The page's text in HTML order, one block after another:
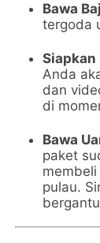
Bawa
tergoda
Siapkan
Anda
dan
di
Bawa
paket
pulau.